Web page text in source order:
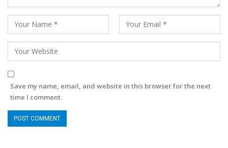
Save my name, email, and website in this browser for the next
time I comment.